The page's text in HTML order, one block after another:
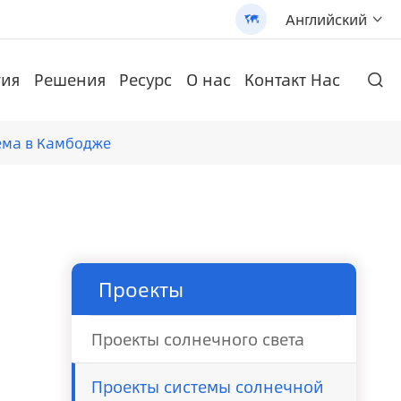
 Английский 
Решения Ресурс О нас Контакт Нас 
в Камбодже
Проекты
Проекты солнечного света
Проекты системы солнечной